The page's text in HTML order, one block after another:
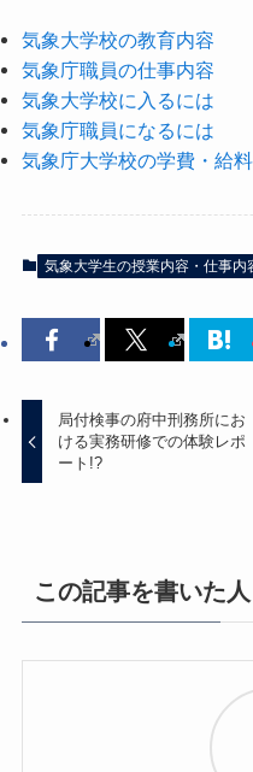
気象大学校の教育内容
気象庁職員の仕事内容
気象大学校に入るには
気象庁職員になるには
気象庁大学校の学費・給
気象大学生の授業内容・仕事内
局付検事の府中刑務所にお
ける実務研修での体験レポ
ート!?
この記事を書いた人